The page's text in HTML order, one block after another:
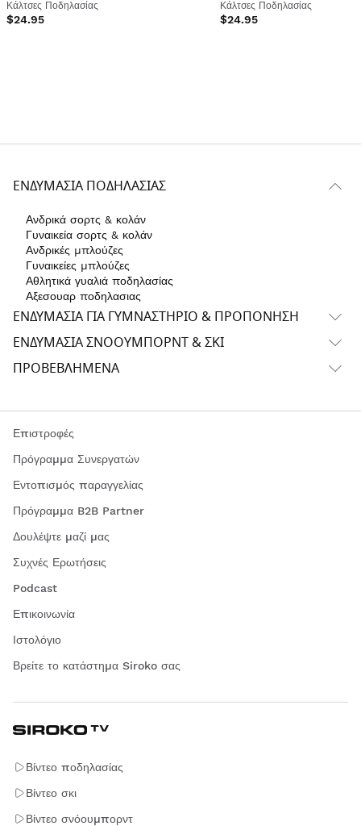
Κάλτσες Ποδηλασίας
$24.95
Κάλτσες Ποδηλασίας
$24.95
ΕΝΔΥΜΑΣΊΑ ΠΟΔΗΛΑΣΊΑΣ
Ανδρικά σορτς & κολάν
Γυναικεία σορτς & κολάν
Ανδρικές μπλούζες
Γυναικείες μπλούζες
Αθλητικά γυαλιά ποδηλασίας
Αξεσουαρ ποδηλασιας
ΕΝΔΥΜΑΣΊΑ ΓΙΑ ΓΥΜΝΑΣΤΉΡΙΟ & ΠΡΟΠΌΝΗΣΗ
ΕΝΔΥΜΑΣΊΑ ΣΝΌΟΥΜΠΟΡΝΤ & ΣΚΙ
ΠΡΟΒΕΒΛΗΜΈΝΑ
Επιστροφές
Πρόγραμμα Συνεργατών
Εντοπισμός παραγγελίας
Πρόγραμμα B2B Partner
Δουλέψτε μαζί μας
Συχνές Ερωτήσεις
Podcast
Επικοινωνία
Ιστολόγιο
Βρείτε το κατάστημα Siroko σας
Βίντεο ποδηλασίας
Βίντεο σκι
Βίντεο σνόουμπορντ